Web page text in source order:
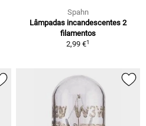
Spahn
Lâmpadas incandescentes 2
filamentos
2,99 €1